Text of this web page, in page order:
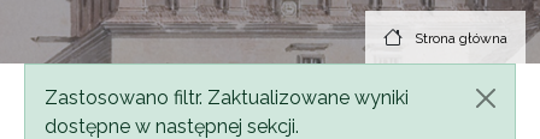
Strona główna
Komunikat
Zastosowano filtr. Zaktualizowane wyniki
dostępne w następnej sekcji.